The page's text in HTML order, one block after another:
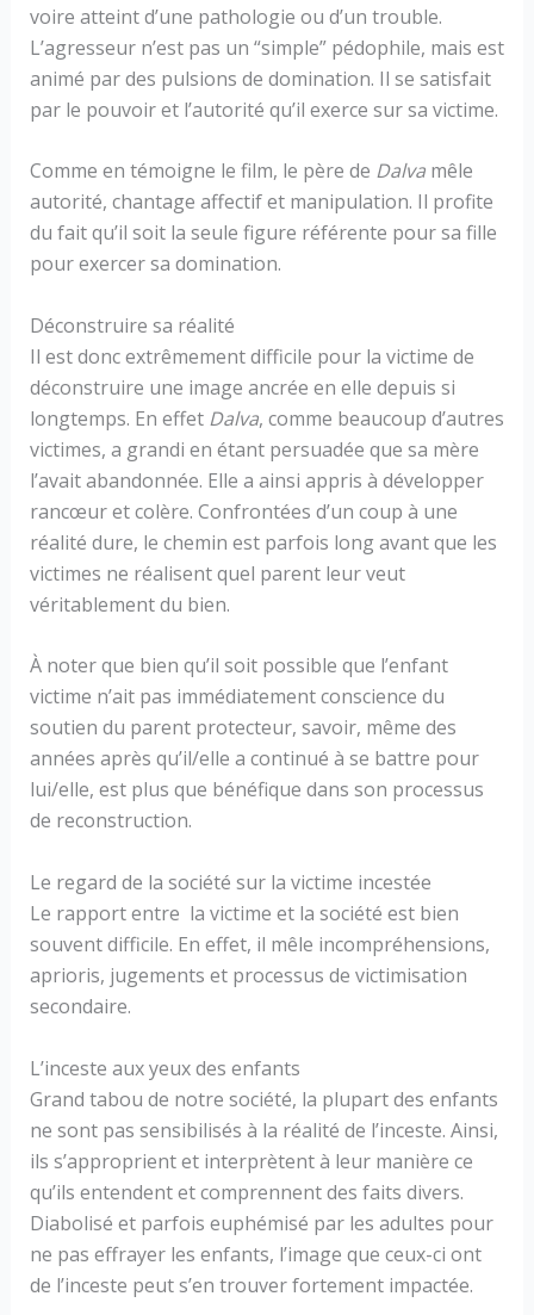
voire atteint d’une pathologie ou d’un trouble.
L’agresseur n’est pas un “simple” pédophile, mais est
animé par des pulsions de domination. Il se satisfait
par le pouvoir et l’autorité qu’il exerce sur sa victime.
Comme en témoigne le film, le père de Dalvamêle
autorité, chantage affectif et manipulation. Il profite
du fait qu’il soit la seule figure référente pour sa fille
pour exercer sa domination.
Déconstruire sa réalité
Il est donc extrêmement difficile pour la victime de
déconstruire une image ancrée en elle depuis si
longtemps. En effet Dalva, comme beaucoup d’autres
victimes, a grandi en étant persuadée que sa mère
l’avait abandonnée. Elle a ainsi appris à développer
rancœur et colère. Confrontées d’un coup à une
réalité dure, le chemin est parfois long avant que les
victimes ne réalisent quel parent leur veut
véritablement du bien.
À noter que bien qu’il soit possible que l’enfant
victime n’ait pas immédiatement conscience du
soutien du parent protecteur, savoir, même des
années après qu’il/elle a continué à se battre pour
lui/elle, est plus que bénéfique dans son processus
de reconstruction.
Le regard de la société sur la victime incestée
Le rapport entre la victime et la société est bien
souvent difficile. En effet, il mêle incompréhensions,
aprioris, jugements et processus de victimisation
secondaire.
L’inceste aux yeux des enfants
Grand tabou de notre société, la plupart des enfants
ne sont pas sensibilisés à la réalité de l’inceste. Ainsi,
ils s’approprient et interprètent à leur manière ce
qu’ils entendent et comprennent des faits divers.
Diabolisé et parfois euphémisé par les adultes pour
ne pas effrayer les enfants, l’image que ceux-ci ont
de l’inceste peut s’en trouver fortement impactée.